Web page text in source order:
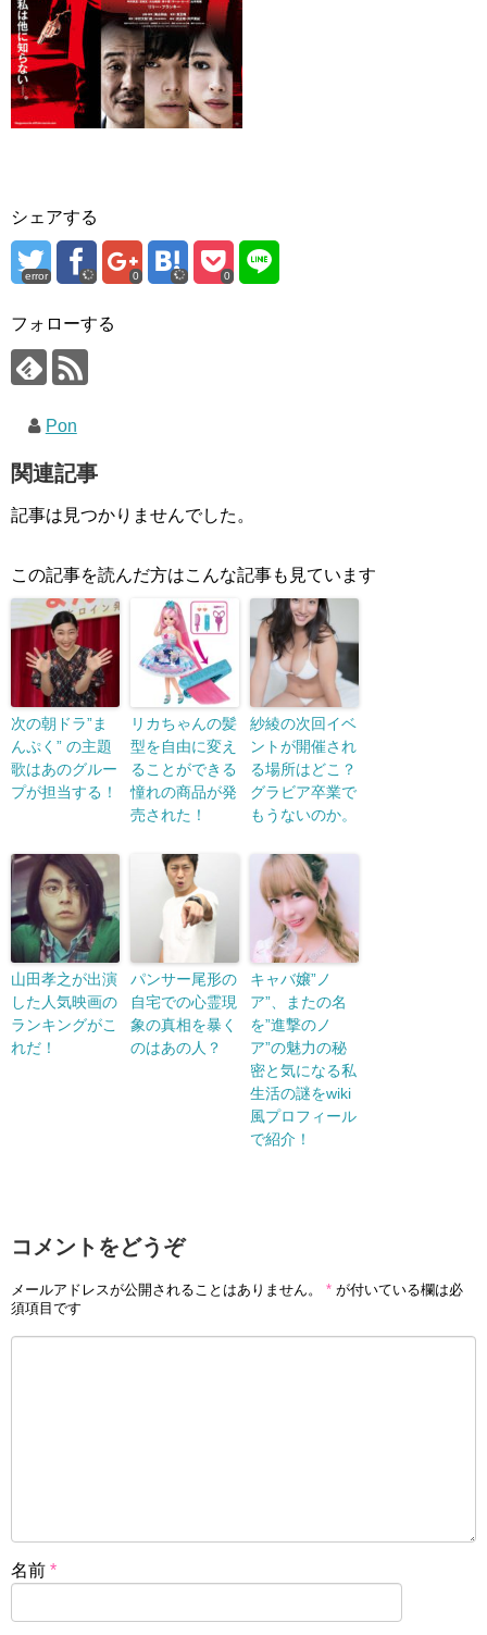
シェアする
error 0 0
フォローする
Pon
関連記事
記事は見つかりませんでした。
この記事を読んだ方はこんな記事も見ています
次の朝ドラ”ま
んぷく” の主題
歌はあのグルー
プが担当する！
リカちゃんの髪
型を自由に変え
ることができる
憧れの商品が発
売された！
紗綾の次回イベ
ントが開催され
る場所はどこ？
グラビア卒業で
もうないのか。
山田孝之が出演
した人気映画の
ランキングがこ
れだ！
パンサー尾形の
自宅での心霊現
象の真相を暴く
のはあの人？
キャバ嬢”ノ
ア”、またの名
を”進撃のノ
ア”の魅力の秘
密と気になる私
生活の謎をwiki
風プロフィール
で紹介！
コメントをどうぞ
メールアドレスが公開されることはありません。 * が付いている欄は必
須項目です
名前 *